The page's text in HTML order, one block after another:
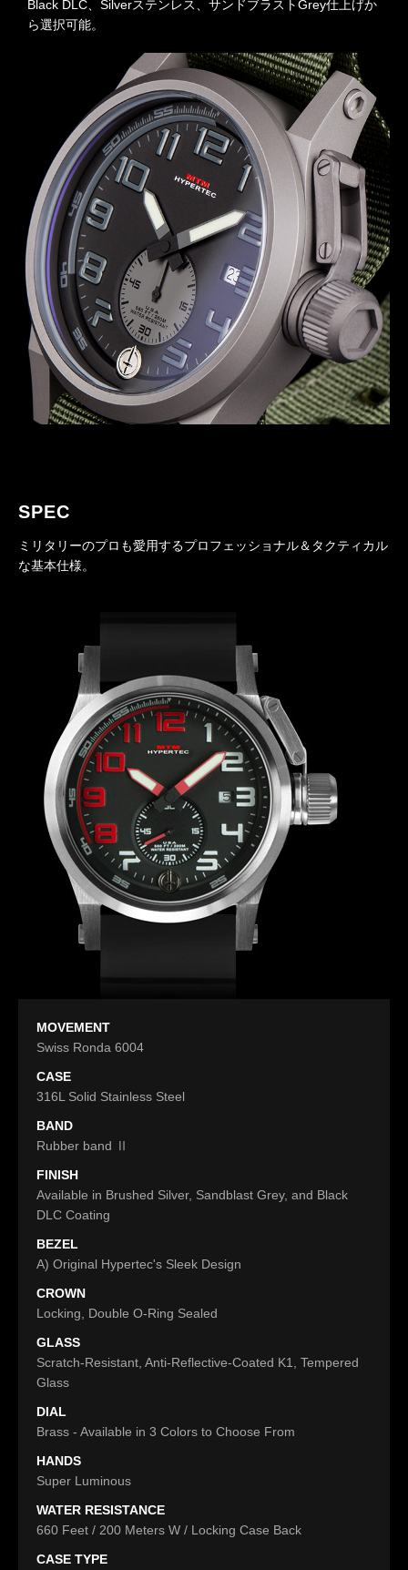
Black DLC、Silverステンレス、サンドブラストGrey仕上げか
ら選択可能。
SPEC
ミリタリーのプロも愛用するプロフェッショナル＆タクティカル
な基本仕様。
MOVEMENT
Swiss Ronda 6004
CASE
316L Solid Stainless Steel
BAND
Rubber band Ⅱ
FINISH
Available in Brushed Silver, Sandblast Grey, and Black
DLC Coating
BEZEL
A) Original Hypertec's Sleek Design
CROWN
Locking, Double O-Ring Sealed
GLASS
Scratch-Resistant, Anti-Reflective-Coated K1, Tempered
Glass
DIAL
Brass - Available in 3 Colors to Choose From
HANDS
Super Luminous
WATER RESISTANCE
660 Feet / 200 Meters W / Locking Case Back
CASE TYPE